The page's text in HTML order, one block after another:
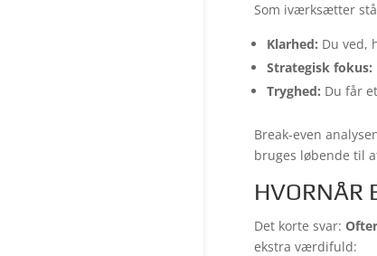
Som iværksætter
Klarhed: Du ved,
Strategisk fokus:
Tryghed: Du får
Break-even
bruges løbende til
HVORNÅR
Det korte svar:
ekstra værdifuld: